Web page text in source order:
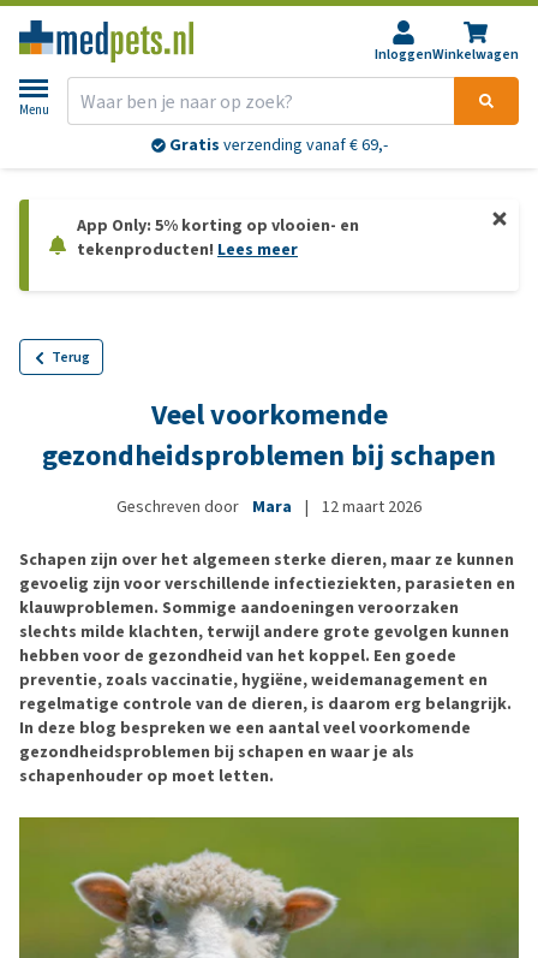
InloggenWinkelwagen
Menu
Gratis verzending vanaf € 69,-
App Only: 5% korting op vlooien- en
tekenproducten! Lees meer
Terug
Veel voorkomende
gezondheidsproblemen bij schapen
Geschreven door Mara | 12 maart 2026
Schapen zijn over het algemeen sterke dieren, maar ze kunnen
gevoelig zijn voor verschillende infectieziekten, parasieten en
klauwproblemen. Sommige aandoeningen veroorzaken
slechts milde klachten, terwijl andere grote gevolgen kunnen
hebben voor de gezondheid van het koppel. Een goede
preventie, zoals vaccinatie, hygiëne, weidemanagement en
regelmatige controle van de dieren, is daarom erg belangrijk.
In deze blog bespreken we een aantal veel voorkomende
gezondheidsproblemen bij schapen en waar je als
schapenhouder op moet letten.